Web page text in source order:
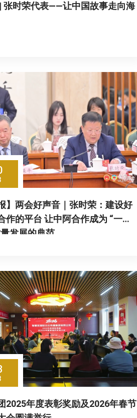
张时荣代表——让中国故事走向海
】两会好声音｜张时荣：建设好
作的平台 让中阿合作成为 “一带
发展的典范
2025年度表彰奖励及2026年春节